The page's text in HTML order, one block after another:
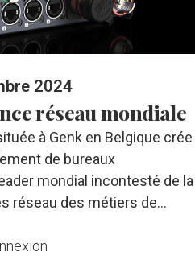
2024
réseau mondiale
à Genk en Belgique crée
de bureaux
mondial incontesté de la
réseau des métiers de…